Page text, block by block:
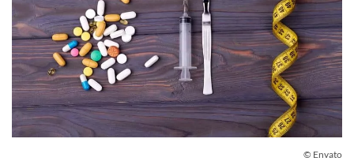
© Envato